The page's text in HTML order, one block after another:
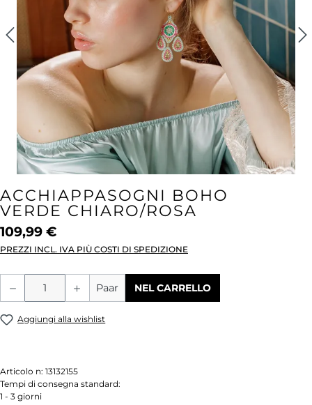
ACCHIAPPASOGNI BOHO
VERDE CHIARO/ROSA
109,99 €
PREZZI INCL. IVA PIÙ COSTI DI SPEDIZIONE
Quantità del prodotto: inserisci la
Paar NEL CARRELLO
Aggiungi alla wishlist
Articolo n: 13132155
Tempi di consegna standard:
1 - 3 giorni